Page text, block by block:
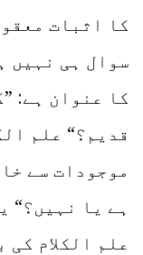
کا اثبات
سوال ہی نہیں
کا عنوان ہے:
قدیم؟“ علم
موجودات سے
ہے یا نہیں؟“
علم الکلام